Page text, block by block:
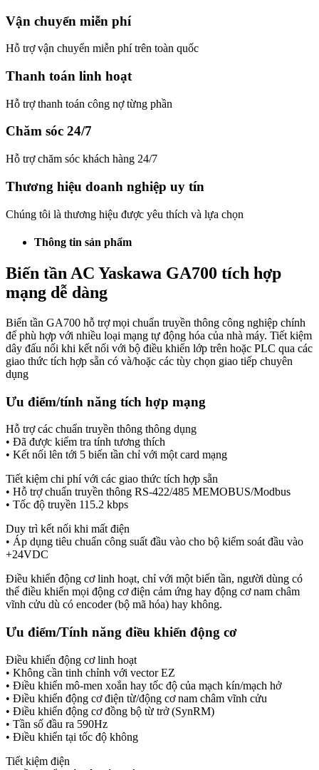
Vận chuyển miễn phí
Hỗ trợ vận chuyển miễn phí trên toàn quốc
Thanh toán linh hoạt
Hỗ trợ thanh toán công nợ từng phần
Chăm sóc 24/7
Hỗ trợ chăm sóc khách hàng 24/7
Thương hiệu doanh nghiệp uy tín
Chúng tôi là thương hiệu được yêu thích và lựa chọn
Thông tin sản phẩm
Biến tần AC Yaskawa GA700 tích hợp
mạng dễ dàng
Biến tần GA700 hỗ trợ mọi chuẩn truyền thông công nghiệp chính
để phù hợp với nhiều loại mạng tự động hóa của nhà máy. Tiết kiệm
dây đấu nối khi kết nối với bộ điều khiển lớp trên hoặc PLC qua các
giao thức tích hợp sẵn có và/hoặc các tùy chọn giao tiếp chuyên
dụng
Ưu điểm/tính năng tích hợp mạng
Hỗ trợ các chuẩn truyền thông thông dụng
• Đã được kiểm tra tính tương thích
• Kết nối lên tới 5 biến tần chỉ với một card mạng
Tiết kiệm chi phí với các giao thức tích hợp sẵn
• Hỗ trợ chuẩn truyền thông RS-422/485 MEMOBUS/Modbus
• Tốc độ truyền 115.2 kbps
Duy trì kết nối khi mất điện
• Áp dụng tiêu chuẩn công suất đầu vào cho bộ kiểm soát đầu vào
+24VDC
Điều khiển động cơ linh hoạt, chỉ với một biến tần, người dùng có
thể điều khiển mọi động cơ điện cảm ứng hay động cơ nam châm
vĩnh cửu dù có encoder (bộ mã hóa) hay không.
Ưu điểm/Tính năng điều khiển động cơ
Điều khiển động cơ linh hoạt
• Không cần tinh chỉnh với vector EZ
• Điều khiển mô-men xoắn hay tốc độ của mạch kín/mạch hở
• Điều khiển động cơ điện từ/động cơ nam châm vĩnh cửu
• Điều khiển động cơ đồng bộ từ trở (SynRM)
• Tần số đầu ra 590Hz
• Điều khiển tại tốc độ không
Tiết kiệm điện